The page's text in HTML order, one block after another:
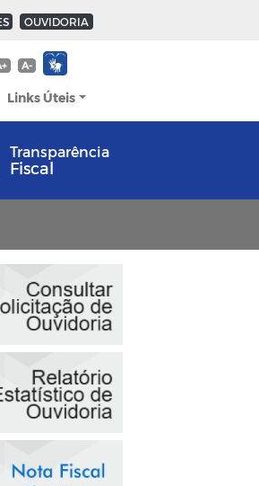
OUVIDORIA
A-
Links Úteis
Transparência
Fiscal